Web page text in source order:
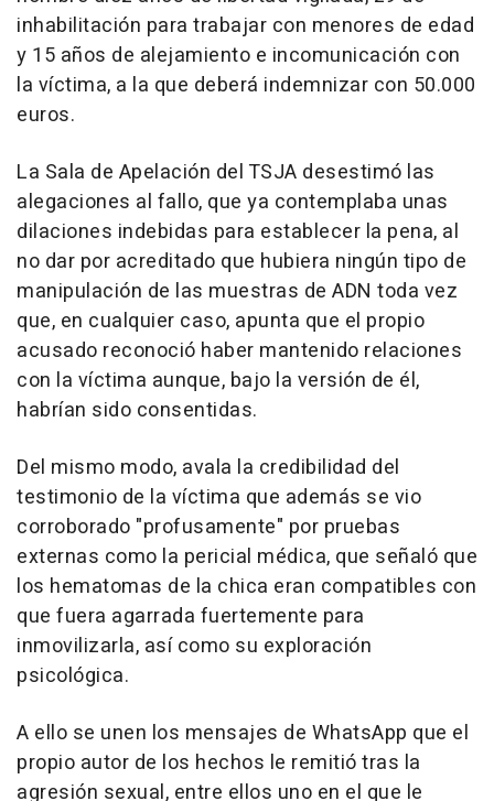
inhabilitación para trabajar con menores de edad
y 15 años de alejamiento e incomunicación con
la víctima, a la que deberá indemnizar con 50.000
euros.
La Sala de Apelación del TSJA desestimó las
alegaciones al fallo, que ya contemplaba unas
dilaciones indebidas para establecer la pena, al
no dar por acreditado que hubiera ningún tipo de
manipulación de las muestras de ADN toda vez
que, en cualquier caso, apunta que el propio
acusado reconoció haber mantenido relaciones
con la víctima aunque, bajo la versión de él,
habrían sido consentidas.
Del mismo modo, avala la credibilidad del
testimonio de la víctima que además se vio
corroborado "profusamente" por pruebas
externas como la pericial médica, que señaló que
los hematomas de la chica eran compatibles con
que fuera agarrada fuertemente para
inmovilizarla, así como su exploración
psicológica.
A ello se unen los mensajes de WhatsApp que el
propio autor de los hechos le remitió tras la
agresión sexual, entre ellos uno en el que le